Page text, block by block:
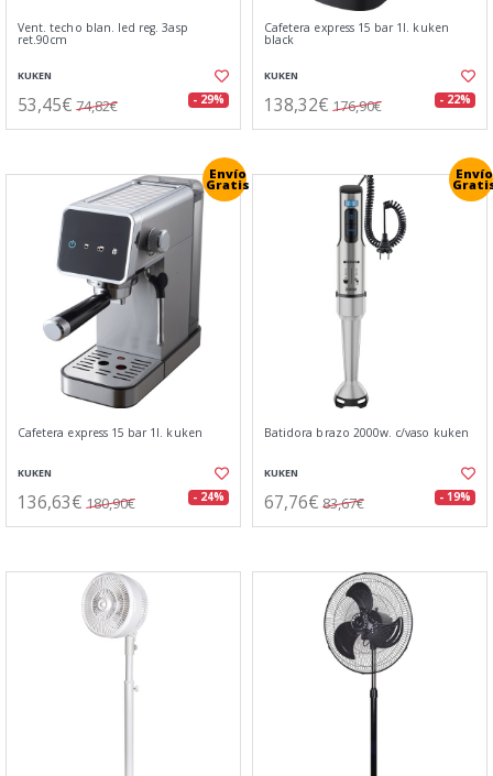
Vent. techo blan. led reg. 3asp
ret.90cm
KUKEN
53,45€ 74,82€ - 29%
Cafetera express 15 bar 1l. kuken
black
KUKEN
138,32€ 176,90€ - 22%
Envío
Gratis
Cafetera express 15 bar 1l. kuken
KUKEN
136,63€ 180,90€ - 24%
Envío
Batidora brazo 2000w. c/vaso kuken
KUKEN
67,76€ 83,67€ - 19%